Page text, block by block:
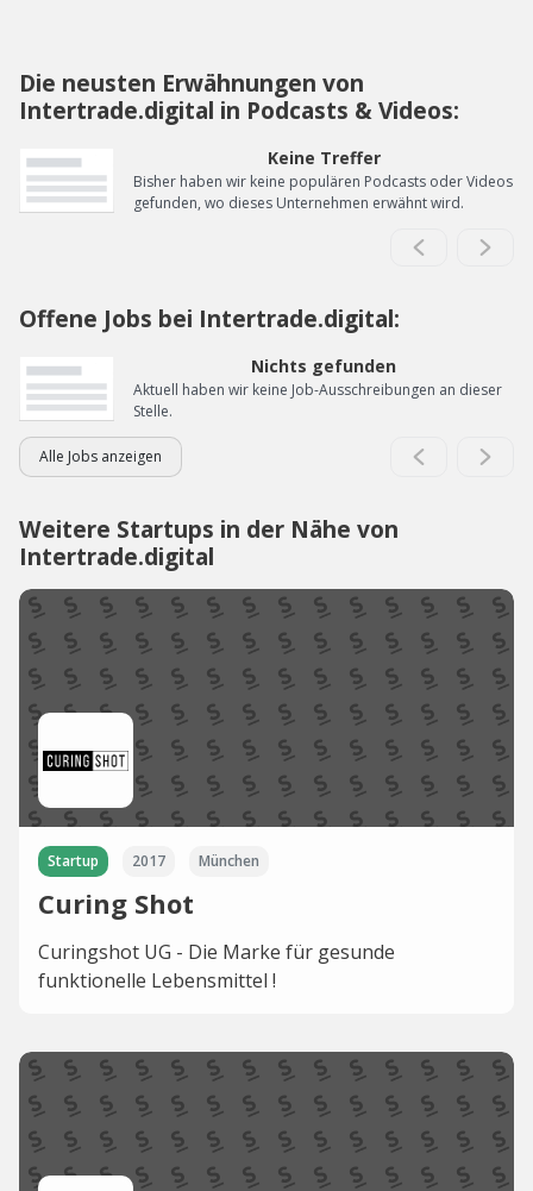
Die neusten Erwähnungen von
Intertrade.digital in Podcasts & Videos:
Keine Treffer
Bisher haben wir keine populären Podcasts oder Videos
gefunden, wo dieses Unternehmen erwähnt wird.
Offene Jobs bei Intertrade.digital:
Nichts gefunden
Aktuell haben wir keine Job-Ausschreibungen an dieser
Stelle.
Alle Jobs anzeigen
Weitere Startups in der Nähe von
Intertrade.digital
Startup 2017 München
Curing Shot
Curingshot UG - Die Marke für gesunde
funktionelle Lebensmittel !